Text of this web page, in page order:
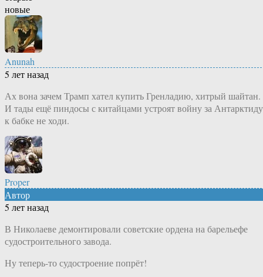
новые
Anunah
5 лет назад
Ах вона зачем Трамп хател купить Гренладию, хитрый шайтан.
И тады ещё пиндосы с китайцами устроят войну за
к бабке не ходи.
Proper
Автор
5 лет назад
В Николаеве демонтировали советские ордена на барельефе
судостроительного завода.
Ну теперь-то судостроение попрёт!